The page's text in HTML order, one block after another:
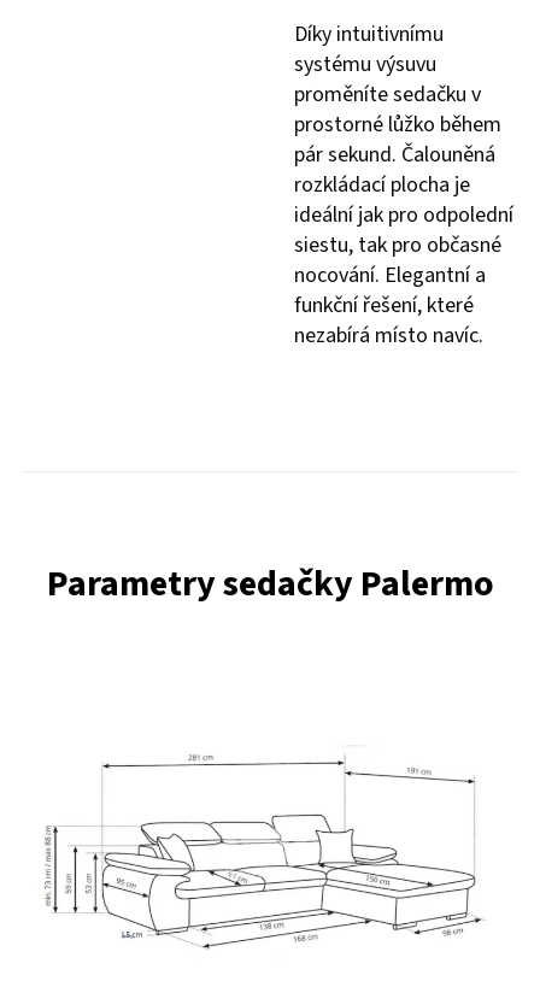
Díky intuitivnímu
systému výsuvu
proměníte sedačku v
prostorné lůžko během
pár sekund. Čalouněná
rozkládací plocha je
ideální jak pro odpolední
siestu, tak pro občasné
nocování. Elegantní a
funkční řešení, které
nezabírá místo navíc.
Parametry sedačky Palermo